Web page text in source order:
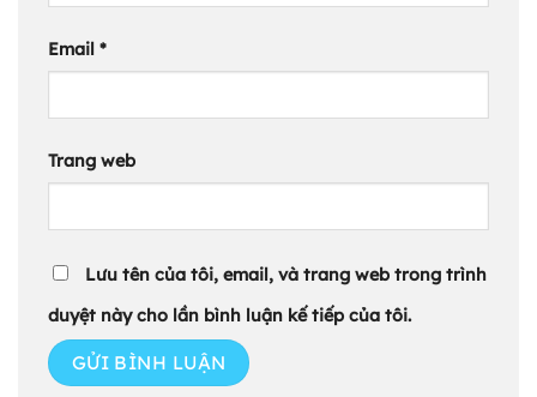
Email *
Trang web
Lưu tên của tôi, email, và trang web trong trình
duyệt này cho lần bình luận kế tiếp của tôi.